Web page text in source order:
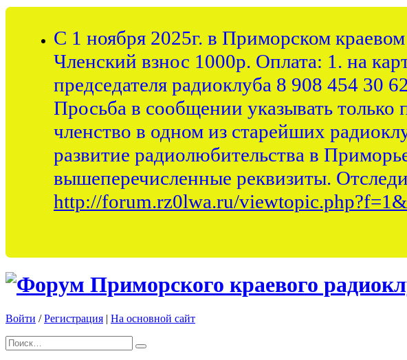
С 1 ноября 2025г. в Приморском
Членский взнос 1000р. Оплата: 1. на
председателя радиоклуба 8 908 454 30
Просьба в сообщении указывать только
членство в одном из старейших
развитие радиолюбительства в
вышеперечисленные реквизиты.
http://forum.rz0lwa.ru/
Войти /Регистрация | На основной сайт